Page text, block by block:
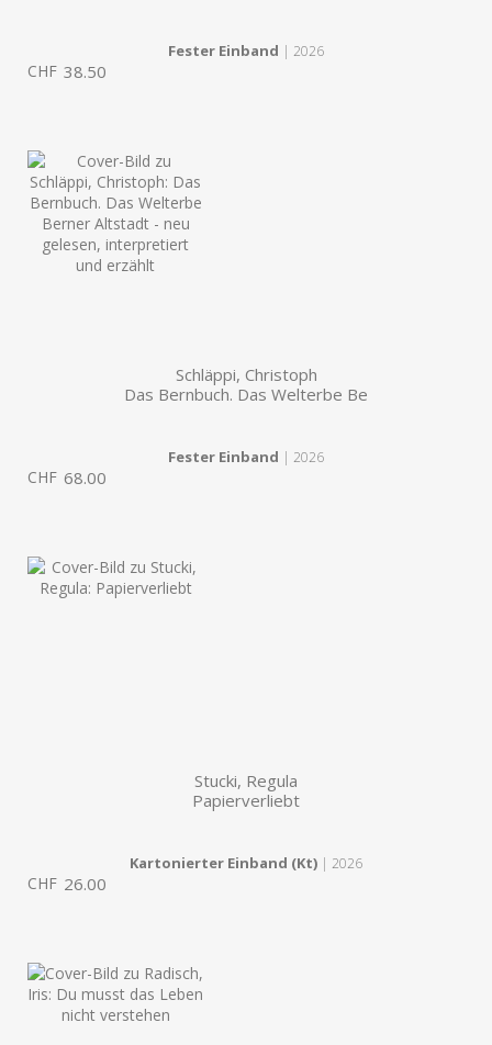
Fester Einband | 2026
CHF 38.50
Schläppi, Christoph
Das Bernbuch. Das Welterbe Be
Fester Einband | 2026
CHF 68.00
Stucki, Regula
Papierverliebt
Kartonierter Einband (Kt) | 2026
CHF 26.00